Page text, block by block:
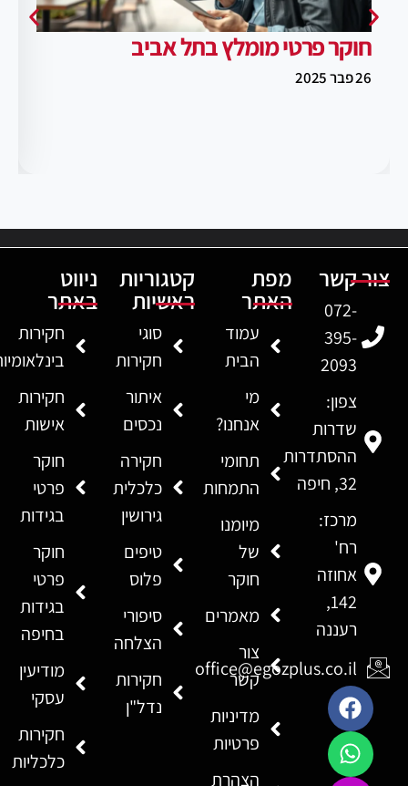
חוקר פרטי מומלץ בתל אביב
26 פבר 2025
צור קשר
072-
395-
2093
צפון:
שדרות
ההסתדרות
32, חיפה
מרכז:
רח'
אחוזה
142,
רעננה
office@egozplus.co.il
מפת
האתר
עמוד
הבית
מי
אנחנו?
תחומי
התמחות
מיומנו
של
חוקר
מאמרים
צור
קשר
מדיניות
פרטיות
הצהרת
קטגוריות
ראשיות
סוגי
חקירות
איתור
נכסים
חקירה
כלכלית
גירושין
טיפים
פלוס
סיפורי
הצלחה
חקירות
נדל"ן
ניווט
באתר
חקירות
חקירות
אישות
חוקר
פרטי
בגידות
חוקר
פרטי
בגידות
בחיפה
מודיעין
עסקי
חקירות
כלכליות